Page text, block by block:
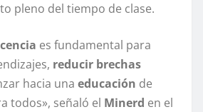
pleno del tiempo de clase.
es fundamental para
reducir brechas
hacia una educación de
todos», señaló el Minerd en el